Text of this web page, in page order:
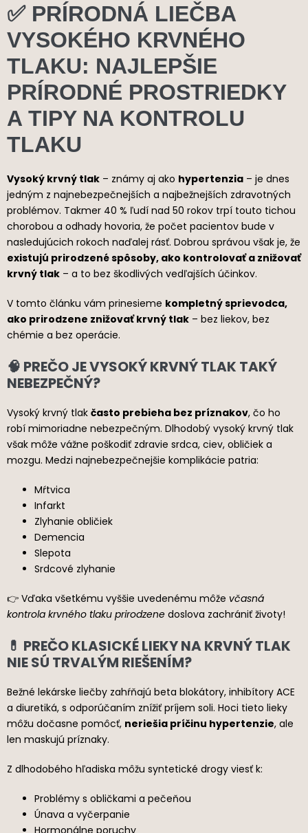
✅ PRÍRODNÁ LIEČBA
VYSOKÉHO KRVNÉHO
TLAKU: NAJLEPŠIE
PRÍRODNÉ PROSTRIEDKY
A TIPY NA KONTROLU
TLAKU
Vysoký krvný tlak – známy aj ako hypertenzia – je dnes
jedným z najnebezpečnejších a najbežnejších zdravotných
problémov. Takmer 40 % ľudí nad 50 rokov trpí touto tichou
chorobou a odhady hovoria, že počet pacientov bude v
nasledujúcich rokoch naďalej rásť. Dobrou správou však je, že
existujú prirodzené spôsoby, ako kontrolovať a znižovať
krvný tlak – a to bez škodlivých vedľajších účinkov.
V tomto článku vám prinesieme kompletný sprievodca,
ako prirodzene znižovať krvný tlak – bez liekov, bez
chémie a bez operácie.
🧠 PREČO JE VYSOKÝ KRVNÝ TLAK TAKÝ
NEBEZPEČNÝ?
Vysoký krvný tlak často prebieha bez príznakov, čo ho
robí mimoriadne nebezpečným. Dlhodobý vysoký krvný tlak
však môže vážne poškodiť zdravie srdca, ciev, obličiek a
mozgu. Medzi najnebezpečnejšie komplikácie patria:
Mŕtvica
Infarkt
Zlyhanie obličiek
Demencia
Slepota
Srdcové zlyhanie
👉 Vďaka všetkému vyššie uvedenému môže včasná
kontrola krvného tlaku prirodzene doslova zachrániť životy!
💊 PREČO KLASICKÉ LIEKY NA KRVNÝ TLAK
NIE SÚ TRVALÝM RIEŠENÍM?
Bežné lekárske liečby zahŕňajú beta blokátory, inhibítory ACE
a diuretiká, s odporúčaním znížiť príjem soli. Hoci tieto lieky
môžu dočasne pomôcť, neriešia príčinu hypertenzie, ale
len maskujú príznaky.
Z dlhodobého hľadiska môžu syntetické drogy viesť k:
Problémy s obličkami a pečeňou
Únava a vyčerpanie
Hormonálne poruchy